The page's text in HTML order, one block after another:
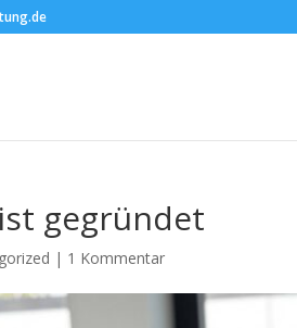
gegründet
| 1 Kommentar